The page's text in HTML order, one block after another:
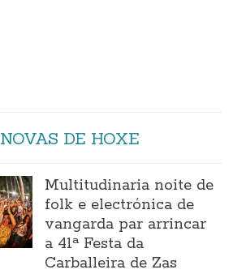
NOVAS DE HOXE
Multitudinaria noite de
folk e electrónica de
vangarda par arrincar
a 41ª Festa da
Carballeira de Zas